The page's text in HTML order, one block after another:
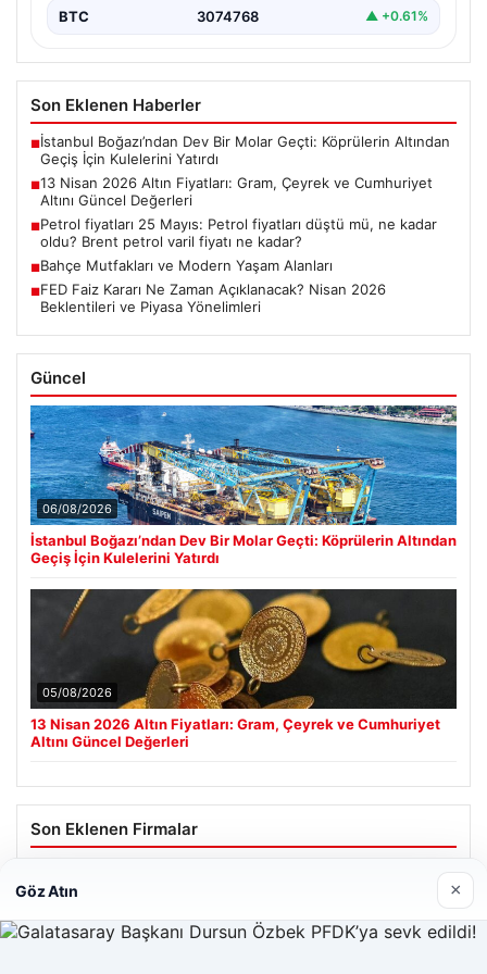
BTC 3074768 ▲ +0.61%
Son Eklenen Haberler
■İstanbul Boğazı’ndan Dev Bir Molar Geçti: Köprülerin Altından
Geçiş İçin Kulelerini Yatırdı
■13 Nisan 2026 Altın Fiyatları: Gram, Çeyrek ve Cumhuriyet
Altını Güncel Değerleri
■Petrol fiyatları 25 Mayıs: Petrol fiyatları düştü mü, ne kadar
oldu? Brent petrol varil fiyatı ne kadar?
■Bahçe Mutfakları ve Modern Yaşam Alanları
■FED Faiz Kararı Ne Zaman Açıklanacak? Nisan 2026
Beklentileri ve Piyasa Yönelimleri
Güncel
06/08/2026
İstanbul Boğazı’ndan Dev Bir Molar Geçti: Köprülerin Altından
Geçiş İçin Kulelerini Yatırdı
05/08/2026
13 Nisan 2026 Altın Fiyatları: Gram, Çeyrek ve Cumhuriyet
Altını Güncel Değerleri
Son Eklenen Firmalar
Göz Atın ×